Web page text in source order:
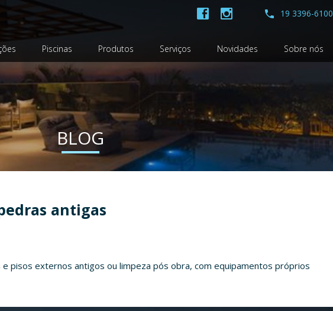
Piscinas Produtos Serviços Novidades Sobre nós
19 3396-6100
BLOG
antigas
pisos externos antigos ou limpeza pós obra, com equipamentos próprios